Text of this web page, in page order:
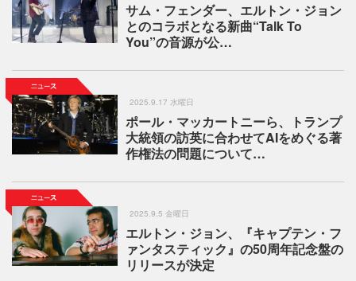
サム・フェンダー、エルトン・ジョン
とのコラボとなる新曲“Talk To
You”の音源が公…
2025.9.17 水曜日
ポール・マッカートニーら、トランプ
大統領の訪英に合わせてAIをめぐる著
作権法の問題について…
2025.9.5 金曜日
エルトン・ジョン、『キャプテン・フ
ァンタスティック』の50周年記念盤の
リリースが決定